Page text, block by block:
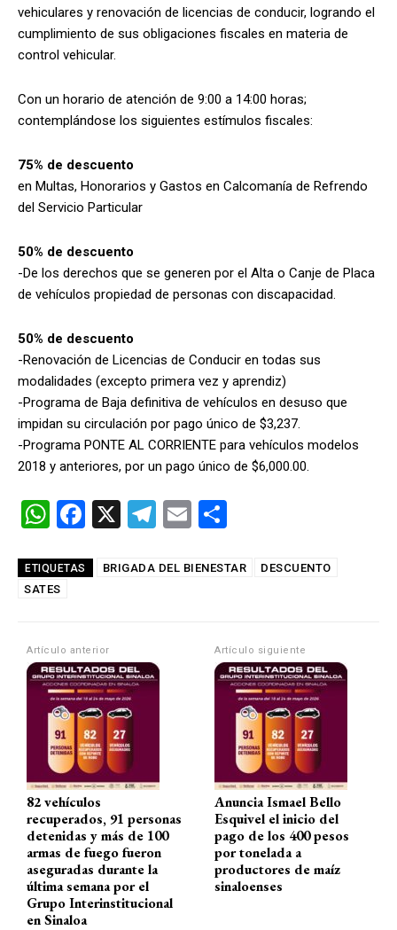
vehiculares y renovación de licencias de conducir, logrando el
cumplimiento de sus obligaciones fiscales en materia de
control vehicular.
Con un horario de atención de 9:00 a 14:00 horas;
contemplándose los siguientes estímulos fiscales:
75% de descuento
en Multas, Honorarios y Gastos en Calcomanía de Refrendo
del Servicio Particular
50% de descuento
-De los derechos que se generen por el Alta o Canje de Placa
de vehículos propiedad de personas con discapacidad.
50% de descuento
-Renovación de Licencias de Conducir en todas sus
modalidades (excepto primera vez y aprendiz)
-Programa de Baja definitiva de vehículos en desuso que
impidan su circulación por pago único de $3,237.
-Programa PONTE AL CORRIENTE para vehículos modelos
2018 y anteriores, por un pago único de $6,000.00.
W
at
s
p
p
F
ce
o
k
X
T
e
m
E
ail m
tir
ETIQUETAS BRIGADA DEL BIENESTAR
DESCUENTO
SATES
Artículo anterior
82 vehículos
recuperados, 91 personas
detenidas y más de 100
armas de fuego fueron
aseguradas durante la
última semana por el
Grupo Interinstitucional
en Sinaloa
Artículo siguiente
Anuncia Ismael Bello
Esquivel el inicio del
pago de los 400 pesos
por tonelada a
productores de maíz
sinaloenses